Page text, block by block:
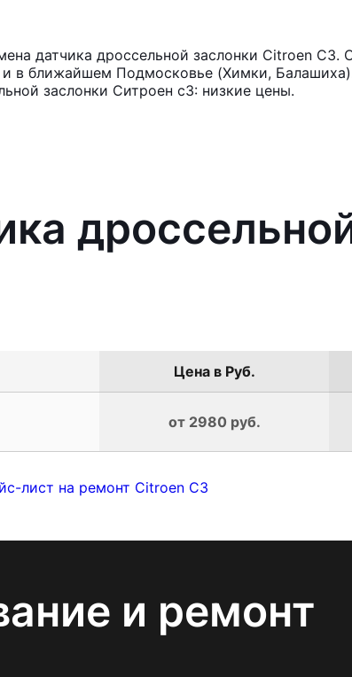
датчика дроссельной заслонки Citroen C3.
в ближайшем Подмосковье (Химки,
заслонки Ситроен с3: низкие цены.
Цена в Руб.
от 2980 руб.
лист на ремонт Citroen C3
и ремонт